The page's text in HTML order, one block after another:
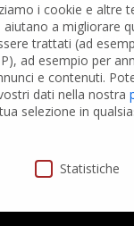
Privacy Policy
Cookies Policy
GDPR
Modifica
i cookie e altre
a migliorare
trattati (ad
ad esempio per
e contenuti.
dati nella nostra
selezione in
Statistiche